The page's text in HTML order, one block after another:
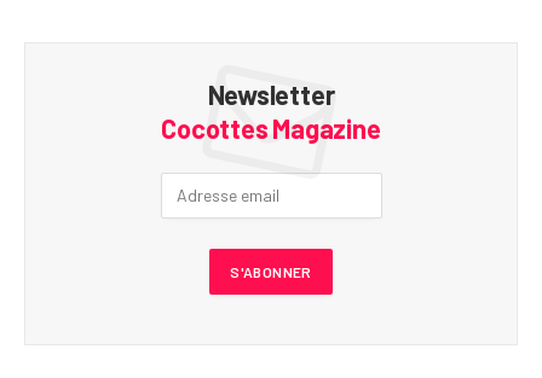
Newsletter
Cocottes Magazine